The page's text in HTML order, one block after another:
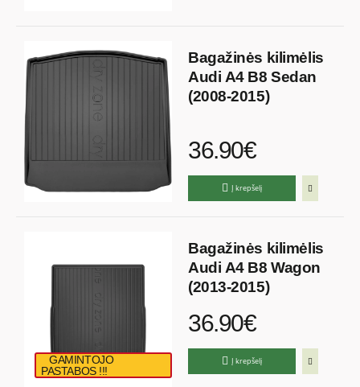
Bagažinės kilimėlis
Audi A4 B8 Sedan
(2008-2015)
36.90€
Į krepšelį
GAMINTOJO
PASTABOS !!!
Bagažinės kilimėlis
Audi A4 B8 Wagon
(2013-2015)
36.90€
Į krepšelį